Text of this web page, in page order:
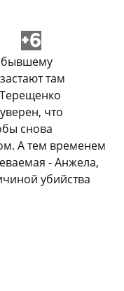
+6
бывшему
там
что
снова
А тем временем
- Анжела,
убийства